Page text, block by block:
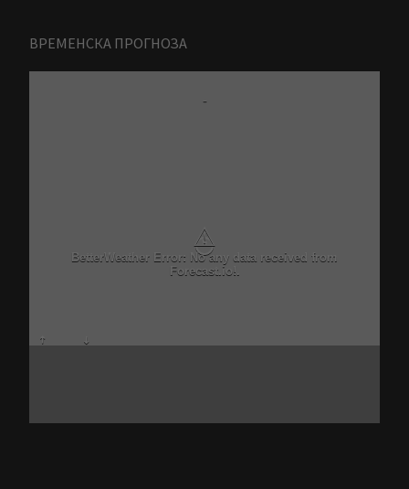
ВРЕМЕНСКА ПРОГНОЗА
-
⚠
BetterWeather Error: No any data received from
Forecast.io!.